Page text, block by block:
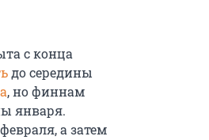
с конца
до середины
, но финнам
января.
а затем